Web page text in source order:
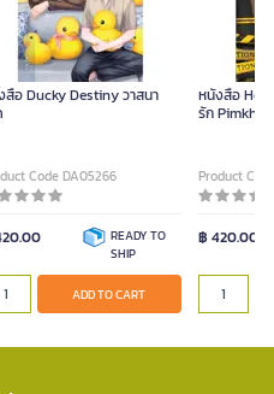
สือ Ducky Destiny วาสนา
Code DA05266
READY TO
SHIP
ADD TO CART
หนังสือ
รัก
Product
฿ 420.00